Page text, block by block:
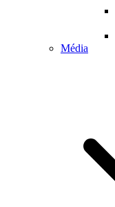
Média